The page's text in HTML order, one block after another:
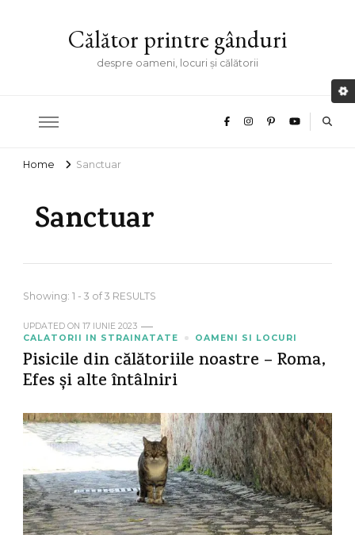
Călător printre gânduri
despre oameni, locuri și călătorii
Home Sanctuar
Sanctuar
Showing: 1 - 3 of 3 RESULTS
UPDATED ON 17 IUNIE 2023
CALATORII IN STRAINATATE
OAMENI SI LOCURI
Pisicile din călătoriile noastre – Roma,
Efes și alte întâlniri